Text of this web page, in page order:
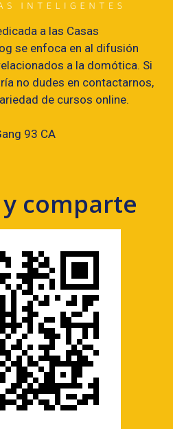
a las Casas
se enfoca en al difusión
a la domótica. Si
no dudes en contactarnos,
de cursos online.
93 CA
y comparte